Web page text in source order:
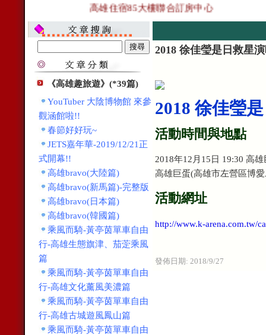
高雄住宿85大樓聯合訂房中心
《高雄趣旅遊》(*39篇)
YouTuber 大陰博物館 來參
觀涵館啦!!
春節好好玩~
JETS嘉年華-2019/12/21正
式開幕!!
高雄bravo(大陸篇)
高雄bravo(新馬篇)-完整版
高雄bravo(日本篇)
高雄bravo(韓國篇)
乘風而騎-黃亭茵單車自由
行-高雄生態旗津、茄萣乘風
篇
乘風而騎-黃亭茵單車自由
行-高雄文化薰風美濃篇
乘風而騎-黃亭茵單車自由
行-高雄古城遊風鳳山篇
乘風而騎-黃亭茵單車自由
2018 徐佳瑩是日救星
2018 徐佳瑩
活動時間與地點
2018年12月15日 19:30 高雄
高雄巨蛋(高雄市左營區博
活動網址
http://www.k-arena.com.tw/
發佈日期: 2018/9/27